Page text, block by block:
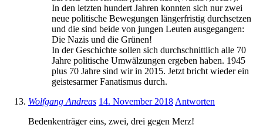
In den letzten hundert Jahren konnten sich nur zwei
neue politische Bewegungen längerfristig durchsetzen
und die sind beide von jungen Leuten ausgegangen:
Die Nazis und die Grünen!
In der Geschichte sollen sich durchschnittlich alle 70
Jahre politische Umwälzungen ergeben haben. 1945
plus 70 Jahre sind wir in 2015. Jetzt bricht wieder ein
geistesarmer Fanatismus durch.
Wolfgang Andreas 14. November 2018 Antworten
Bedenkenträger eins, zwei, drei gegen Merz!